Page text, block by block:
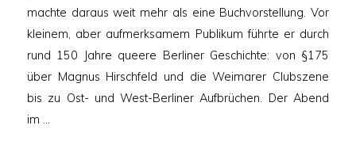
machte daraus weit mehr als eine Buchvorstellung. Vor
kleinem, aber aufmerksamem Publikum führte er durch
rund 150 Jahre queere Berliner Geschichte: von §175
über Magnus Hirschfeld und die Weimarer Clubszene
bis zu Ost- und West-Berliner Aufbrüchen. Der Abend
im …